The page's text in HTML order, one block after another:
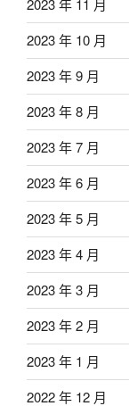
2023 年 11 月
2023 年 10 月
2023 年 9 月
2023 年 8 月
2023 年 7 月
2023 年 6 月
2023 年 5 月
2023 年 4 月
2023 年 3 月
2023 年 2 月
2023 年 1 月
2022 年 12 月